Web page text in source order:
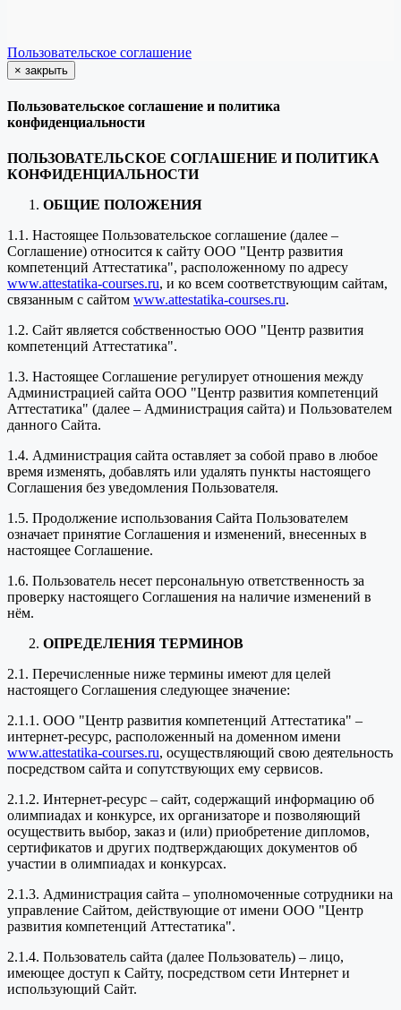
Пользовательское соглашение
× закрыть
Пользовательское соглашение и политика
конфиденциальности
ПОЛЬЗОВАТЕЛЬСКОЕ СОГЛАШЕНИЕ И ПОЛИТИКА
КОНФИДЕНЦИАЛЬНОСТИ
ОБЩИЕ ПОЛОЖЕНИЯ
1.1. Настоящее Пользовательское соглашение (далее –
Соглашение) относится к сайту ООО "Центр развития
компетенций Аттестатика", расположенному по адресу
www.attestatika-courses.ru, и ко всем соответствующим сайтам,
связанным с сайтом www.attestatika-courses.ru.
1.2. Сайт является собственностью ООО "Центр развития
компетенций Аттестатика".
1.3. Настоящее Соглашение регулирует отношения между
Администрацией сайта ООО "Центр развития компетенций
Аттестатика" (далее – Администрация сайта) и Пользователем
данного Сайта.
1.4. Администрация сайта оставляет за собой право в любое
время изменять, добавлять или удалять пункты настоящего
Соглашения без уведомления Пользователя.
1.5. Продолжение использования Сайта Пользователем
означает принятие Соглашения и изменений, внесенных в
настоящее Соглашение.
1.6. Пользователь несет персональную ответственность за
проверку настоящего Соглашения на наличие изменений в
нём.
ОПРЕДЕЛЕНИЯ ТЕРМИНОВ
2.1. Перечисленные ниже термины имеют для целей
настоящего Соглашения следующее значение:
2.1.1. ООО "Центр развития компетенций Аттестатика" –
интернет-ресурс, расположенный на доменном имени
www.attestatika-courses.ru, осуществляющий свою деятельность
посредством сайта и сопутствующих ему сервисов.
2.1.2. Интернет-ресурс – сайт, содержащий информацию об
олимпиадах и конкурсе, их организаторе и позволяющий
осуществить выбор, заказ и (или) приобретение дипломов,
сертификатов и других подтверждающих документов об
участии в олимпиадах и конкурсах.
2.1.3. Администрация сайта – уполномоченные сотрудники на
управление Сайтом, действующие от имени ООО "Центр
развития компетенций Аттестатика".
2.1.4. Пользователь сайта (далее Пользователь) – лицо,
имеющее доступ к Сайту, посредством сети Интернет и
использующий Сайт.